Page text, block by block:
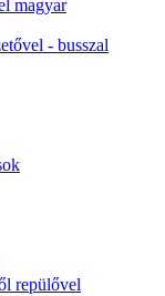
magyar
- busszal
repülővel